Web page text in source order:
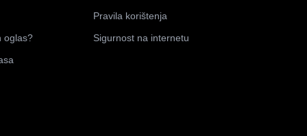
oglas?
Pravila korištenja
Sigurnost na internetu